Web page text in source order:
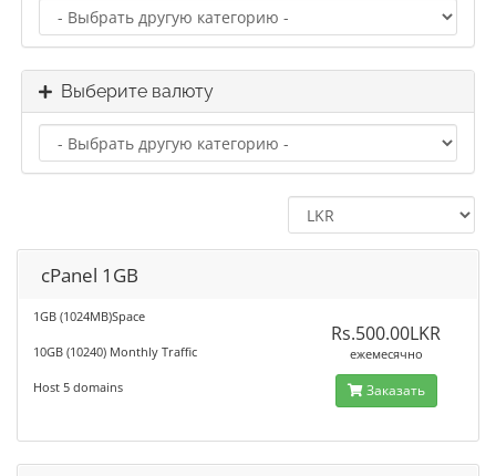
Выберите валюту
cPanel 1GB
1GB (1024MB)Space
10GB (10240) Monthly Traffic
Host 5 domains
Rs.500.00LKR
ежемесячно
Заказать